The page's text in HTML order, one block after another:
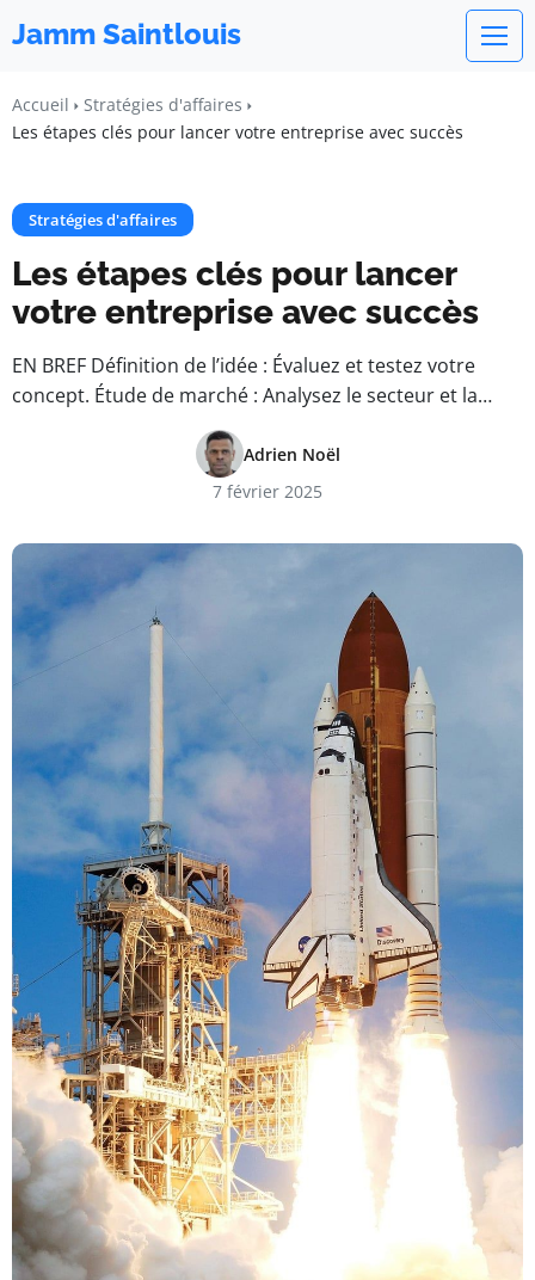
Jamm Saintlouis
Accueil
Stratégies d'affaires
Les étapes clés pour lancer votre entreprise avec succès
Stratégies d'affaires
Les étapes clés pour lancer
votre entreprise avec succès
EN BREF Définition de l’idée : Évaluez et testez votre
concept. Étude de marché : Analysez le secteur et la…
Adrien Noël
7 février 2025